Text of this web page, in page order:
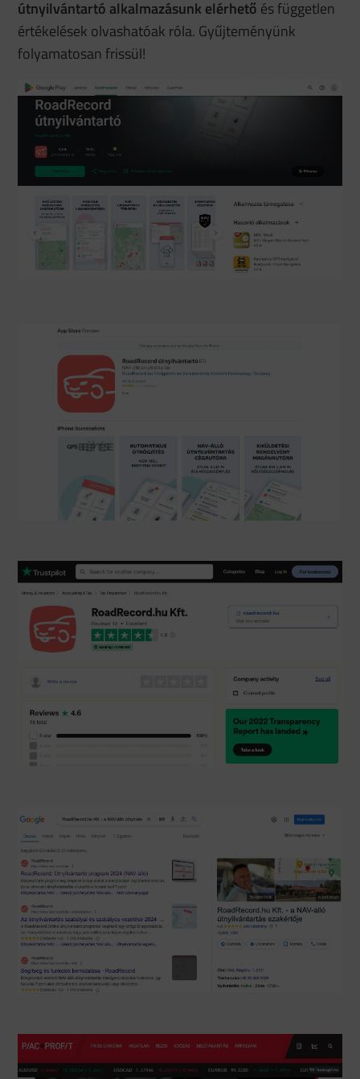
útnyilvántartó alkalmazásunk elérhető és független
értékelések olvashatóak róla. Gyűjteményünk
folyamatosan frissül!